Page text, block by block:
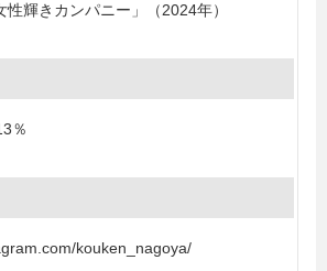
輝きカンパニー」（2024年）
％
kouken_nagoya/